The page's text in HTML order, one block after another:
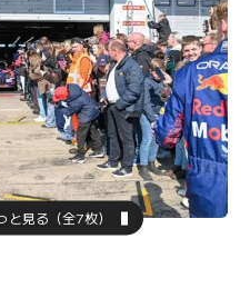
と見る（全7枚）